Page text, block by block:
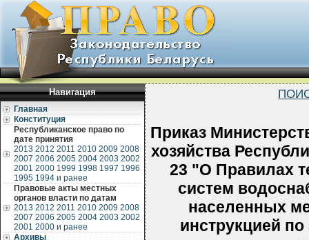
Навигация
Главная
Конституция
Республиканское право по
дате принятия
2013 2012 2011 2010 2009 2008
2007 2006 2005 2004 2003 2002
2001 2000 1999 1998 1997 1996
1995 1994 и ранее
Правовые акты местных
органов власти по датам
2013 2012 2011 2010 2009 2008
2007 2006 2005 2004 2003 2002
2001 2000 и ранее
Архивы
Приказ
хозяйства
23 "О Правилах
систем
населенных
инструкцией